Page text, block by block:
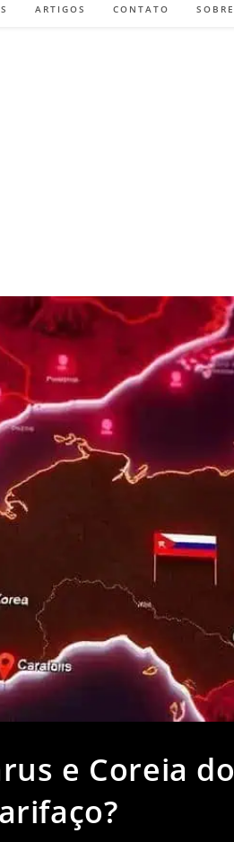
ARTIGOS CONTATO SOBRE
e Coreia do